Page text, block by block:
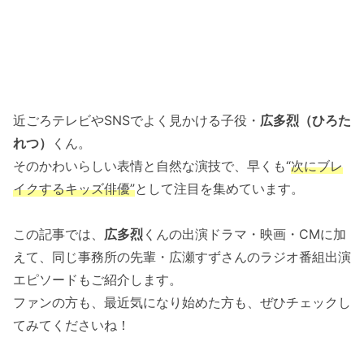
近ごろテレビやSNSでよく見かける子役・ 広多烈（ひろた
れつ）
くん。
そのかわいらしい表情と自然な演技で、早くも“次にブレ
イクするキッズ俳優”として注目を集めています。
この記事では、 広多烈 くんの出演ドラマ・映画・CMに加
えて、同じ事務所の先輩・広瀬すずさんのラジオ番組出演
エピソードもご紹介します。
ファンの方も、最近気になり始めた方も、ぜひチェックし
てみてくださいね！